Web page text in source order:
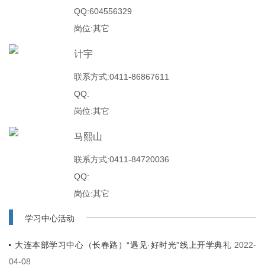
QQ:604556329
岗位:其它
计宇
联系方式:0411-86867611
QQ:
岗位:其它
马熙山
联系方式:0411-84720036
QQ:
岗位:其它
学习中心活动
大连本部学习中心（长春路）“遇见·好时光”线上开学典礼 2022-
04-08